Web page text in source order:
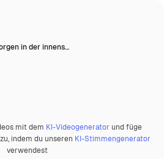
in der innens…
mit dem KI-Videogenerator und füge
indem du unseren KI-Stimmengenerator
verwendest